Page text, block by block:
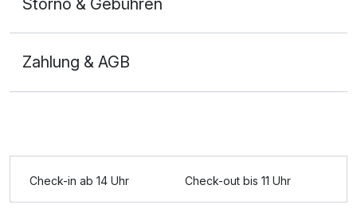
Storno & Gebühren
Zahlung & AGB
Check-in ab 14 Uhr Check-out bis 11 Uhr